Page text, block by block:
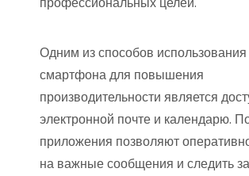
Одним из способов использования
смартфона для повышения
производительности является
электронной почте и календарю.
приложения позволяют
на важные сообщения и следить за